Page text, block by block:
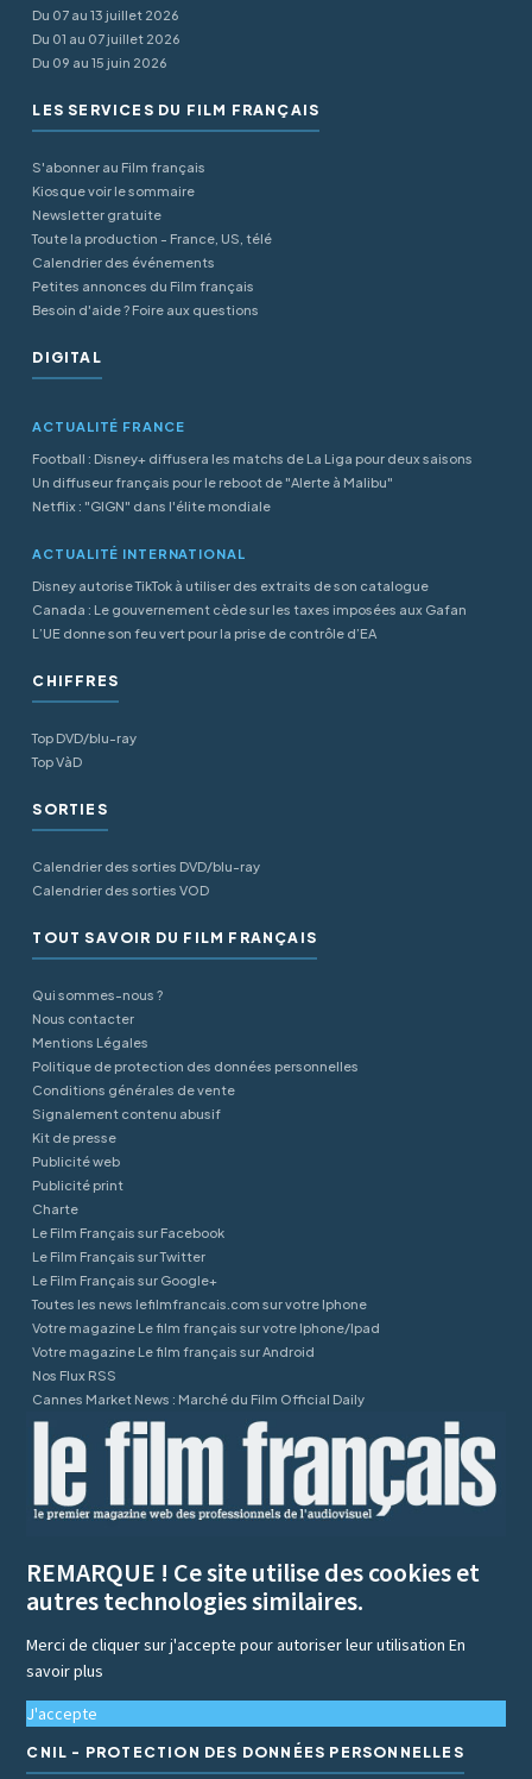
Du 07 au 13 juillet 2026
Du 01 au 07 juillet 2026
Du 09 au 15 juin 2026
LES SERVICES DU FILM FRANÇAIS
S'abonner au Film français
Kiosque voir le sommaire
Newsletter gratuite
Toute la production - France, US, télé
Calendrier des événements
Petites annonces du Film français
Besoin d'aide ? Foire aux questions
DIGITAL
ACTUALITÉ FRANCE
Football : Disney+ diffusera les matchs de La Liga pour deux saisons
Un diffuseur français pour le reboot de "Alerte à Malibu"
Netflix : "GIGN" dans l'élite mondiale
ACTUALITÉ INTERNATIONAL
Disney autorise TikTok à utiliser des extraits de son catalogue
Canada : Le gouvernement cède sur les taxes imposées aux Gafan
L’UE donne son feu vert pour la prise de contrôle d’EA
CHIFFRES
Top DVD/blu-ray
Top VàD
SORTIES
Calendrier des sorties DVD/blu-ray
Calendrier des sorties VOD
TOUT SAVOIR DU FILM FRANÇAIS
Qui sommes-nous ?
Nous contacter
Mentions Légales
Politique de protection des données personnelles
Conditions générales de vente
Signalement contenu abusif
Kit de presse
Publicité web
Publicité print
Charte
Le Film Français sur Facebook
Le Film Français sur Twitter
Le Film Français sur Google+
Toutes les news lefilmfrancais.com sur votre Iphone
Votre magazine Le film français sur votre Iphone/Ipad
Votre magazine Le film français sur Android
Nos Flux RSS
Cannes Market News : Marché du Film Official Daily
REMARQUE ! Ce site utilise des cookies et
autres technologies similaires.
Merci de cliquer sur j'accepte pour autoriser leur utilisationEn
savoir plus
J'accepte
CNIL - PROTECTION DES DONNÉES PERSONNELLES